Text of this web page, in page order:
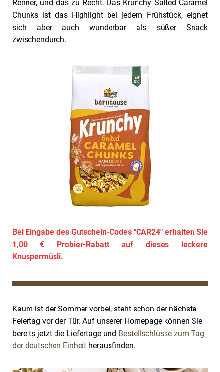
Renner, und das zu Recht. Das Krunchy Salted Caramel
Chunks ist das Highlight bei jedem Frühstück, eignet
sich aber auch wunderbar als süßer Snack
zwischendurch.
Bei Eingabe des Gutschein-Codes "CAR24" erhalten Sie
1,00 € Probier-Rabatt auf dieses leckere
Knuspermüsli.
Kaum ist der Sommer vorbei, steht schon der nächste
Feiertag vor der Tür. Auf unserer Homepage können Sie
bereits jetzt die Liefertage und Bestellschlüsse zum Tag
der deutschen Einheit herausfinden.